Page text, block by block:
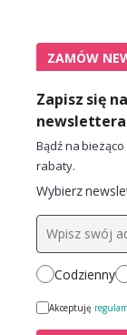
ZAMÓW
Zapisz się
Bądź na
rabaty.
Wybierz
Codzienny
Akceptuję